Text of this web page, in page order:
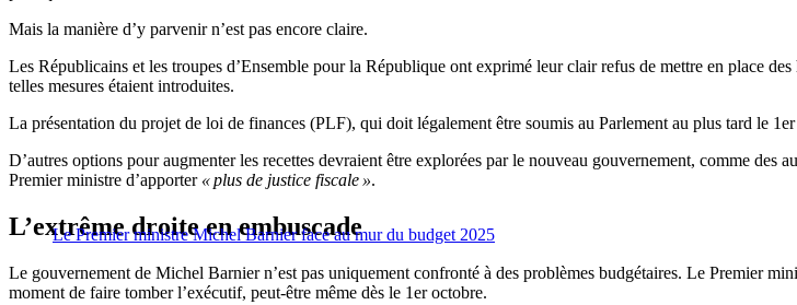
Mais la manière d’y parvenir n’est pas encore claire.
Les Républicains et les troupes d’Ensemble pour la République ont exprimé leur clair refus de mettre en place
telles mesures étaient introduites.
La présentation du projet de loi de finances (PLF), qui doit légalement être soumis au Parlement au plus tard le
D’autres options pour augmenter les recettes devraient être explorées par le nouveau gouvernement, comme des
Premier ministre d’apporter « plus de justice fiscale ».
Le Premier ministre Michel Barnier face au mur du budget 2025
L’extrême droite en embuscade
Le gouvernement de Michel Barnier n’est pas uniquement confronté à des problèmes budgétaires. Le Premier
moment de faire tomber l’exécutif, peut-être même dès le 1er octobre.